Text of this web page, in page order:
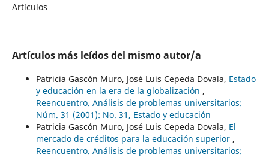
Artículos
Artículos más leídos del mismo autor/a
Patricia Gascón Muro, José Luis Cepeda Dovala, Estado
y educación en la era de la globalización ,
Reencuentro. Análisis de problemas universitarios:
Núm. 31 (2001): No. 31, Estado y educación
Patricia Gascón Muro, José Luis Cepeda Dovala, El
mercado de créditos para la educación superior ,
Reencuentro. Análisis de problemas universitarios: